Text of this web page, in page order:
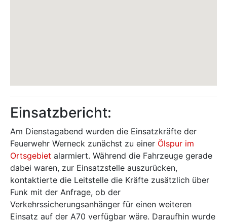
Einsatzbericht:
Am Dienstagabend wurden die Einsatzkräfte der
Feuerwehr Werneck zunächst zu einer Ölspur im
Ortsgebiet alarmiert. Während die Fahrzeuge gerade
dabei waren, zur Einsatzstelle auszurücken,
kontaktierte die Leitstelle die Kräfte zusätzlich über
Funk mit der Anfrage, ob der
Verkehrssicherungsanhänger für einen weiteren
Einsatz auf der A70 verfügbar wäre. Daraufhin wurde